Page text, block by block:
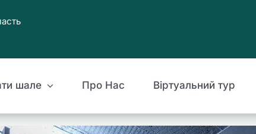
шале Про Нас Віртуальний тур